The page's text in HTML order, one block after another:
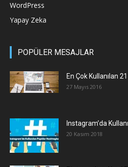
WordPress
Yapay Zeka
POPÜLER MESAJLAR
En Çok Kullanılan
27 Mayıs 2016
Instagram’da
20 Kasım 2018